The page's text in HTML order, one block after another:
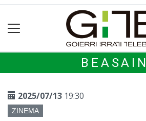
BEASAIN
2025/07/13 19:30
ZINEMA